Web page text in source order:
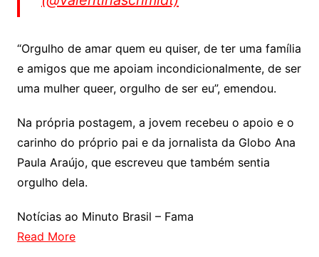
“Orgulho de amar quem eu quiser, de ter uma família
e amigos que me apoiam incondicionalmente, de ser
uma mulher queer, orgulho de ser eu”, emendou.
Na própria postagem, a jovem recebeu o apoio e o
carinho do próprio pai e da jornalista da Globo Ana
Paula Araújo, que escreveu que também sentia
orgulho dela.
Notícias ao Minuto Brasil – Fama
Read More